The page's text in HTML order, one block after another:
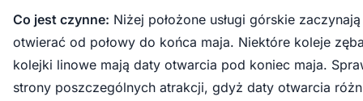
Co jest czynne: Niżej położone usługi górskie
otwierać od połowy do końca maja. Niektóre koleje
kolejki linowe mają daty otwarcia pod koniec maja.
strony poszczególnych atrakcji, gdyż daty otwarcia